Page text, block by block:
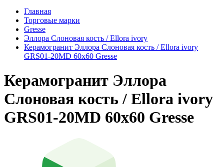
Главная
Торговые марки
Gresse
Эллора Слоновая кость / Ellora ivory
Керамогранит Эллора Слоновая кость / Ellora ivory
GRS01-20MD 60х60 Gresse
Керамогранит Эллора
Слоновая кость / Ellora ivory
GRS01-20MD 60х60 Gresse